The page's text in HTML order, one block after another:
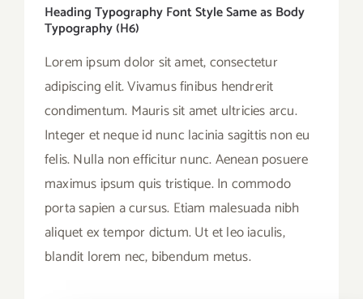
Heading Typography Font Style Same as Body
Typography (H6)
Lorem ipsum dolor sit amet, consectetur
adipiscing elit. Vivamus finibus hendrerit
condimentum. Mauris sit amet ultricies arcu.
Integer et neque id nunc lacinia sagittis non eu
felis. Nulla non efficitur nunc. Aenean posuere
maximus ipsum quis tristique. In commodo
porta sapien a cursus. Etiam malesuada nibh
aliquet ex tempor dictum. Ut et leo iaculis,
blandit lorem nec, bibendum metus.